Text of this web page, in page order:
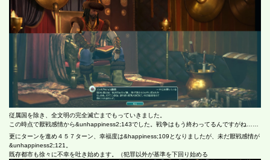
従属国を除き、全文明の完全滅亡までもっていきました。
この時点で厭戦感情から&unhappiness2;143でした。戦争はもう終わってるんですがね……
更にターンを進め４５７ターン、幸福度は&happiness;109となりましたが、未だ厭戦感情が
&unhappiness2;121。
既存都市も徐々に不幸を吐き始めます。（犯罪以外が基準を下回り始める